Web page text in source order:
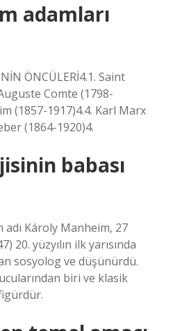
adamları
ÖNCÜLERİ4.1. Saint
Comte (1798-
(1857-1917)4.4. Karl Marx
(1864-1920)4.
babası
Károly Manheim, 27
20. yüzyılın ilk yarısında
sosyolog ve düşünürdü.
biri ve klasik